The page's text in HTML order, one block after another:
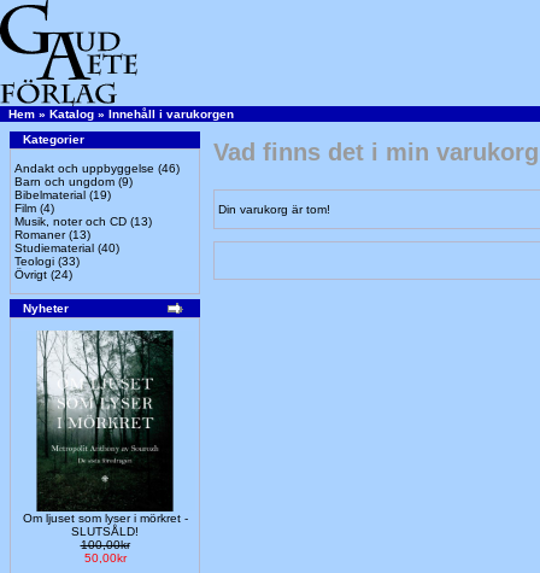
Hem » Katalog » Innehåll i varukorgen
Kategorier
Andakt och uppbyggelse (46)
Barn och ungdom (9)
Bibelmaterial (19)
Film (4)
Musik, noter och CD (13)
Romaner(13)
Studiematerial (40)
Teologi (33)
Övrigt (24)
Nyheter
Om ljuset som lyser i mörkret -
SLUTSÅLD!
100,00kr
50,00kr
Vad finns det i min
Din varukorg är tom!